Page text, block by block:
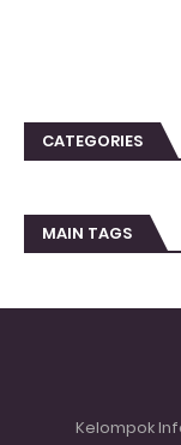
CATEGORIES
MAIN TAGS
Kelompok